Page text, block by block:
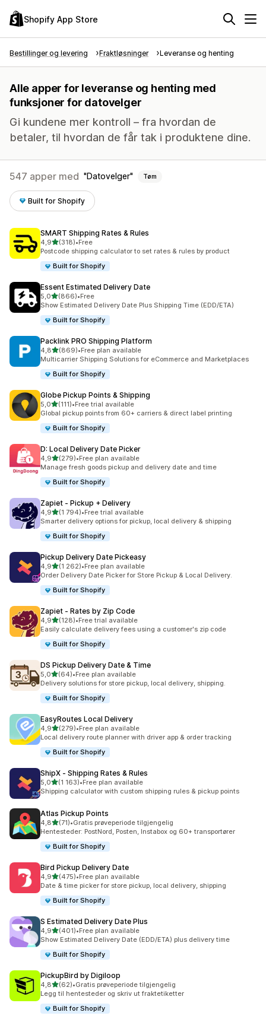
Shopify App Store
Bestillinger og levering Fraktløsninger Leveranse og henting
Alle apper for leveranse og henting med
funksjoner for datovelger
Gi kundene mer kontroll – fra hvordan de
betaler, til hvordan de får tak i produktene dine.
547 apper med Datovelger Tøm
Built for Shopify
SMART Shipping Rates & Rules
4,9av 5 stjerner
(318)
Totalt 318 omtaler
•Free
Postcode shipping calculator to set rates & rules by product
Built for Shopify
Essent Estimated Delivery Date
5,0av 5 stjerner
(866)
Totalt 866 omtaler
•Free
Show Estimated Delivery Date Plus Shipping Time (EDD/ETA)
Built for Shopify
Packlink PRO Shipping Platform
4,8av 5 stjerner
(869)
Totalt 869 omtaler
•Free plan available
Multicarrier Shipping Solutions for eCommerce and Marketplaces
Built for Shopify
Globe Pickup Points & Shipping
5,0av 5 stjerner
(111)
Totalt 111 omtaler
•Free trial available
Global pickup points from 60+ carriers & direct label printing
Built for Shopify
D: Local Delivery Date Picker
4,9av 5 stjerner
(279)
Totalt 279 omtaler
•Free plan available
Manage fresh goods pickup and delivery date and time
Built for Shopify
Zapiet ‑ Pickup + Delivery
4,9av 5 stjerner
(1 794)
Totalt 1794 omtaler
•Free trial available
Smarter delivery options for pickup, local delivery & shipping
Built for Shopify
Pickup Delivery Date Pickeasy
4,9av 5 stjerner
(1 262)
Totalt 1262 omtaler
•Free plan available
Order Delivery Date Picker for Store Pickup & Local Delivery.
Built for Shopify
Zapiet ‑ Rates by Zip Code
4,9av 5 stjerner
(128)
Totalt 128 omtaler
•Free trial available
Easily calculate delivery fees using a customer's zip code
Built for Shopify
DS Pickup Delivery Date & Time
5,0av 5 stjerner
(64)
Totalt 64 omtaler
•Free plan available
Delivery solutions for store pickup, local delivery, shipping.
Built for Shopify
EasyRoutes Local Delivery
4,9av 5 stjerner
(279)
Totalt 279 omtaler
•Free plan available
Local delivery route planner with driver app & order tracking
Built for Shopify
ShipX ‑ Shipping Rates & Rules
5,0av 5 stjerner
(1 163)
Totalt 1163 omtaler
•Free plan available
Shipping calculator with custom shipping rules & pickup points
Atlas Pickup Points
4,8av 5 stjerner
(71)
Totalt 71 omtaler
•Gratis prøveperiode tilgjengelig
Hentesteder: PostNord, Posten, Instabox og 60+ transportører
Built for Shopify
Bird Pickup Delivery Date
4,9av 5 stjerner
(475)
Totalt 475 omtaler
•Free plan available
Date & time picker for store pickup, local delivery, shipping
Built for Shopify
S Estimated Delivery Date Plus
4,9av 5 stjerner
(401)
Totalt 401 omtaler
•Free plan available
Show Estimated Delivery Date (EDD/ETA) plus delivery time
Built for Shopify
PickupBird by Digiloop
4,8av 5 stjerner
(62)
Totalt 62 omtaler
•Gratis prøveperiode tilgjengelig
Legg til hentesteder og skriv ut fraktetiketter
Built for Shopify